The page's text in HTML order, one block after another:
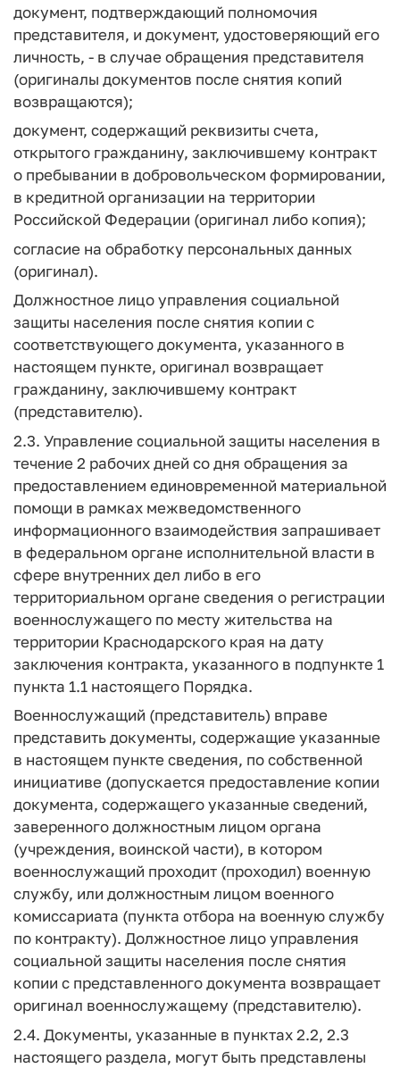
документ, подтверждающий полномочия
представителя, и документ, удостоверяющий его
личность, - в случае обращения представителя
(оригиналы документов после снятия копий
возвращаются);
документ, содержащий реквизиты счета,
открытого гражданину, заключившему контракт
о пребывании в добровольческом формировании,
в кредитной организации на территории
Российской Федерации (оригинал либо копия);
согласие на обработку персональных данных
(оригинал).
Должностное лицо управления социальной
защиты населения после снятия копии с
соответствующего документа, указанного в
настоящем пункте, оригинал возвращает
гражданину, заключившему контракт
(представителю).
2.3. Управление социальной защиты населения в
течение 2 рабочих дней со дня обращения за
предоставлением единовременной материальной
помощи в рамках межведомственного
информационного взаимодействия запрашивает
в федеральном органе исполнительной власти в
сфере внутренних дел либо в его
территориальном органе сведения о регистрации
военнослужащего по месту жительства на
территории Краснодарского края на дату
заключения контракта, указанного в подпункте 1
пункта 1.1 настоящего Порядка.
Военнослужащий (представитель) вправе
представить документы, содержащие указанные
в настоящем пункте сведения, по собственной
инициативе (допускается предоставление копии
документа, содержащего указанные сведений,
заверенного должностным лицом органа
(учреждения, воинской части), в котором
военнослужащий проходит (проходил) военную
службу, или должностным лицом военного
комиссариата (пункта отбора на военную службу
по контракту). Должностное лицо управления
социальной защиты населения после снятия
копии с представленного документа возвращает
оригинал военнослужащему (представителю).
2.4. Документы, указанные в пунктах 2.2, 2.3
настоящего раздела, могут быть представлены